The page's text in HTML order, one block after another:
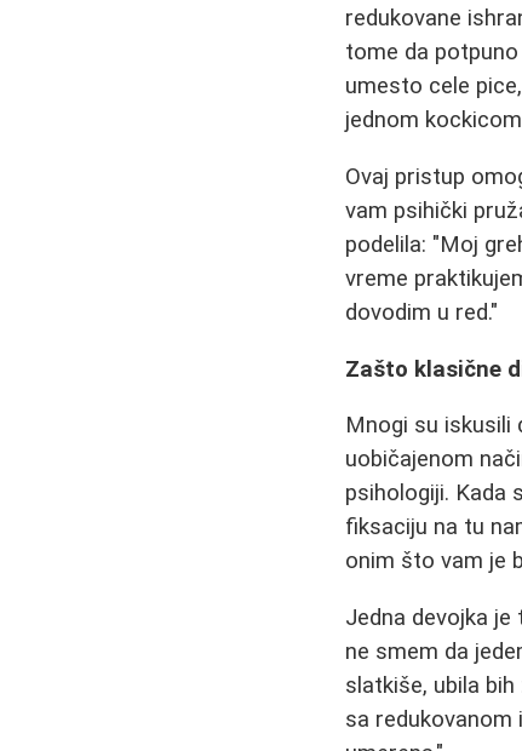
redukovane
tome da
umesto cele
jednom
Ovaj pristup
vam psihički
podelila: "Moj
vreme
dovodim u red."
Zašto klasične
Mnogi su iskusili
uobičajenom
psihologiji. Kada
fiksaciju na tu
onim što vam je
Jedna devojka
ne smem da
slatkiše, ubila
sa redukovanom